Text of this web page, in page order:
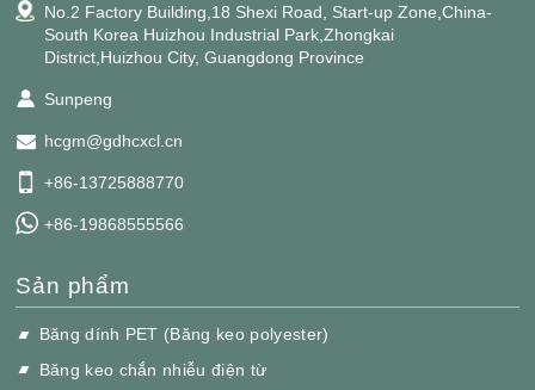
No.2 Factory Building,18 Shexi Road, Start-up Zone,China-
South Korea Huizhou Industrial Park,Zhongkai
District,Huizhou City, Guangdong Province
Sunpeng
hcgm@gdhcxcl.cn
+86-13725888770
+86-19868555566
Sản phẩm
Băng dính PET (Băng keo polyester)
Băng keo chắn nhiễu điện từ